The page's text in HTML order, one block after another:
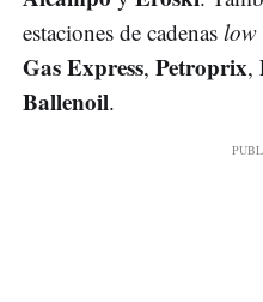
estaciones de cadenas low
Gas Express, Petroprix,
Ballenoil.